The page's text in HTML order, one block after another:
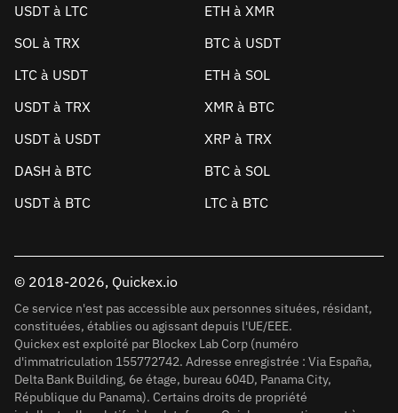
USDT à LTC
ETH à XMR
SOL à TRX
BTC à USDT
LTC à USDT
ETH à SOL
USDT à TRX
XMR à BTC
USDT à USDT
XRP à TRX
DASH à BTC
BTC à SOL
USDT à BTC
LTC à BTC
© 2018-2026, Quickex.io
Ce service n'est pas accessible aux personnes situées, résidant,
constituées, établies ou agissant depuis l'UE/EEE.
Quickex est exploité par Blockex Lab Corp (numéro
d'immatriculation 155772742. Adresse enregistrée : Via España,
Delta Bank Building, 6e étage, bureau 604D, Panama City,
République du Panama). Certains droits de propriété